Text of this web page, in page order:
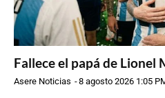
Fallece el papá de Lionel
Asere Noticias -8 agosto 2026 1:05